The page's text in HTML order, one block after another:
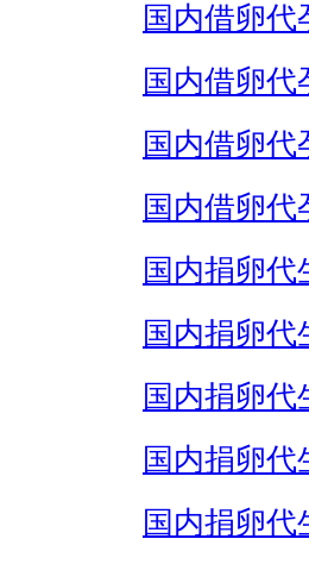
国内借卵代
国内借卵代
国内借卵代
国内借卵代
国内捐卵代
国内捐卵代
国内捐卵代
国内捐卵代
国内捐卵代